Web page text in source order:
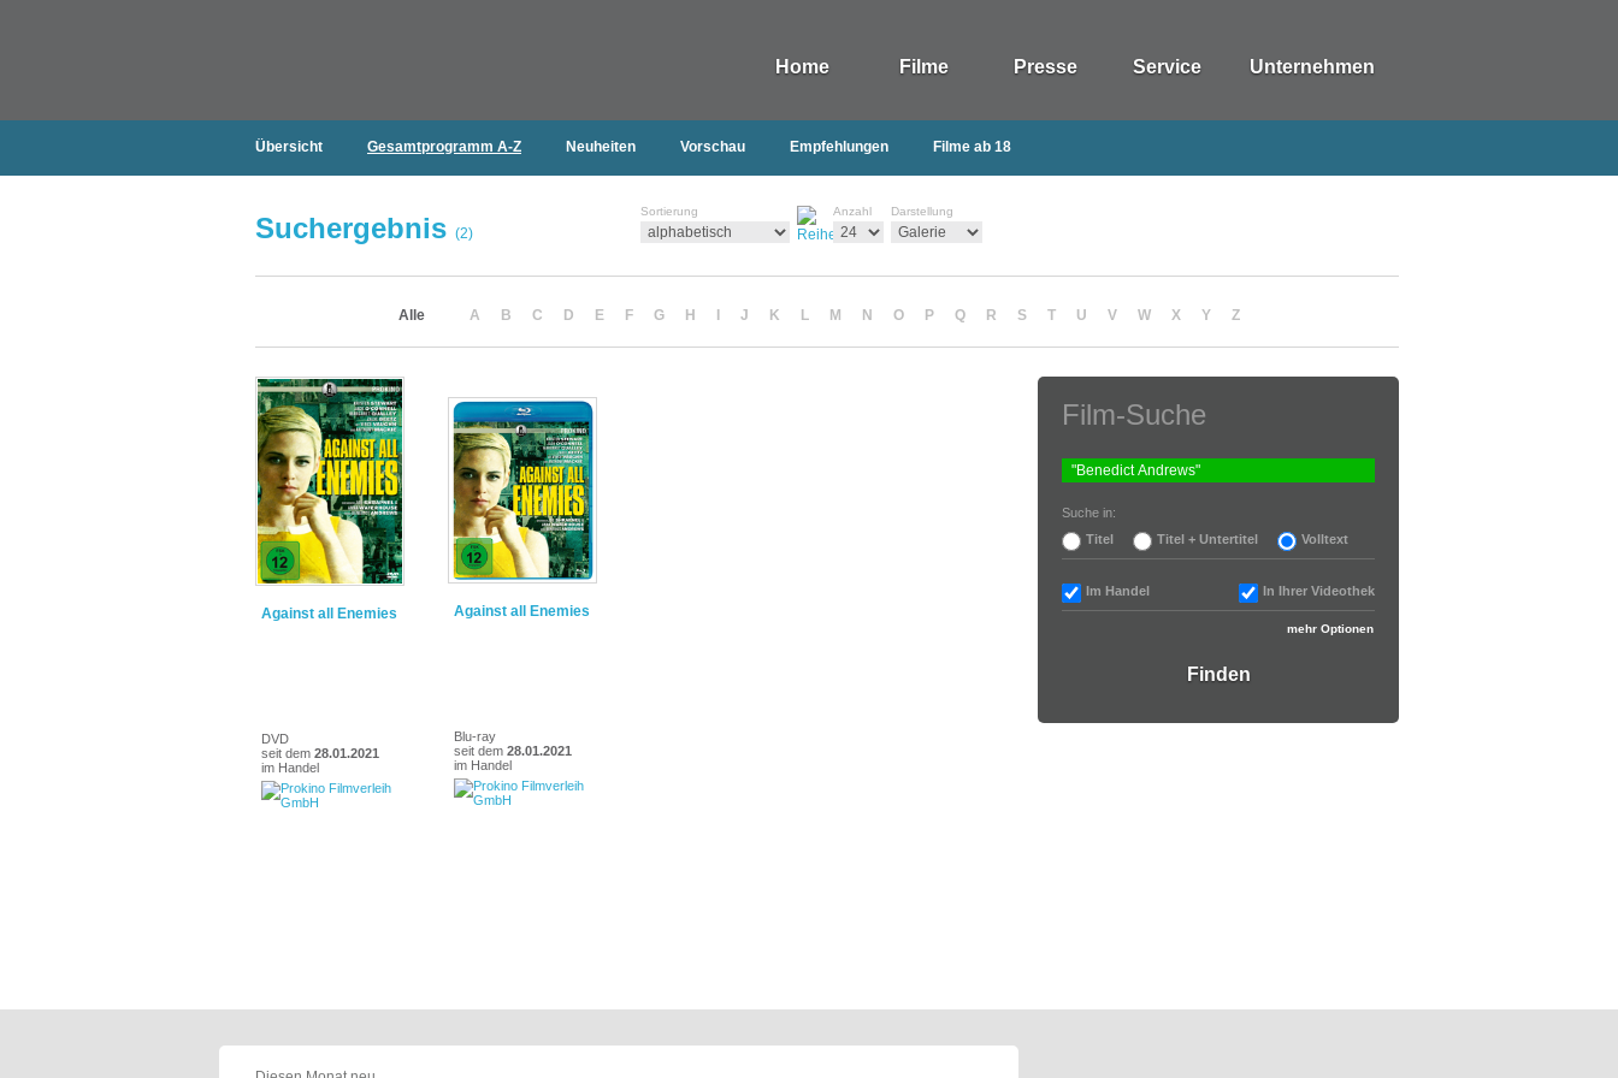
Home Filme Presse Service Unternehmen
Übersicht Gesamtprogramm A-Z Neuheiten Vorschau Empfehlungen Filme ab 18
Suchergebnis (2)
Sortierung Anzahl Darstellung
Alle A B C D E F G H J K L M N O P Q R S T U V W X Y Z
Against all Enemies
DVD
seit dem 28.01.2021
im Handel
Against all Enemies
Blu-ray
seit dem 28.01.2021
im Handel
Film-Suche
Suche in:
Titel
Titel + Untertitel Volltext
Im Handel In Ihrer Videothek
mehr Optionen